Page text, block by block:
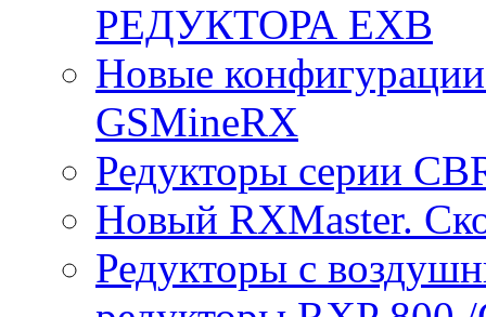
РЕДУКТОРА EXB
Новые
GSMineRX
Редукторы серии
Новый RXMaster.
Редукторы с